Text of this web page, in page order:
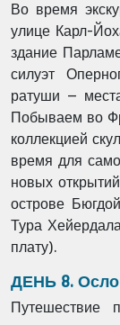
Во время
улице Карл-
здание
силуэт
ратуши –
Побываем во
коллекцией
время для
новых
острове
Тура
плату).
ДЕНЬ 8.
Путешествие